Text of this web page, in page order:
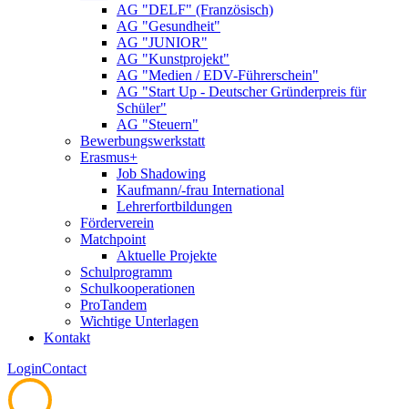
AG "DELF" (Französisch)
AG "Gesundheit"
AG "JUNIOR"
AG "Kunstprojekt"
AG "Medien / EDV-Führerschein"
AG "Start Up - Deutscher Gründerpreis für
Schüler"
AG "Steuern"
Bewerbungswerkstatt
Erasmus+
Job Shadowing
Kaufmann/-frau International
Lehrerfortbildungen
Förderverein
Matchpoint
Aktuelle Projekte
Schulprogramm
Schulkooperationen
ProTandem
Wichtige Unterlagen
Kontakt
LoginContact